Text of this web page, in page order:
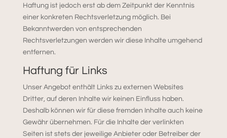
Haftung ist jedoch erst ab dem Zeitpunkt der Kenntnis
einer konkreten Rechtsverletzung möglich. Bei
Bekanntwerden von entsprechenden
Rechtsverletzungen werden wir diese Inhalte umgehend
entfernen.
Haftung für Links
Unser Angebot enthält Links zu externen Websites
Dritter, auf deren Inhalte wir keinen Einfluss haben.
Deshalb können wir für diese fremden Inhalte auch keine
Gewähr übernehmen. Für die Inhalte der verlinkten
Seiten ist stets der jeweilige Anbieter oder Betreiber der